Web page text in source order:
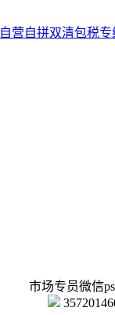
自营自拼双清包税专
市场专员微信